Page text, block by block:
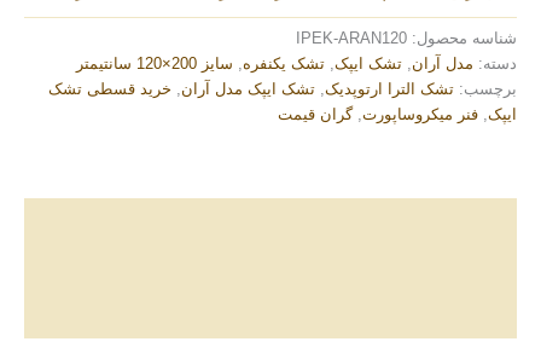
شناسه محصول: IPEK-ARAN120
دسته: مدل آران, تشک ایپک, تشک یکنفره, سایز 200×120 سانتیمتر
برچسب: تشک الترا ارتوپدیک, تشک ایپک مدل آران, خرید قسطی تشک
ایپک, فنر میکروساپورت,گران قیمت